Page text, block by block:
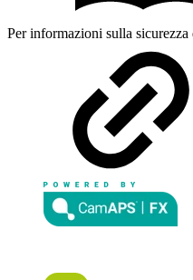
Per informazioni sulla